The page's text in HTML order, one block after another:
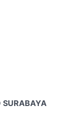
SURABAYA